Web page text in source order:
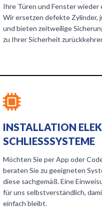
Ihre Türen und Fenster wieder
Wir ersetzen defekte Zylinder,
und bieten zeitweilige
zu Ihrer Sicherheit
INSTALLATION
SCHLIESSSYSTEME
Möchten Sie per App oder
beraten Sie zu geeigneten
diese sachgemäß. Eine
für uns selbstverständlich,
einfach bleibt.